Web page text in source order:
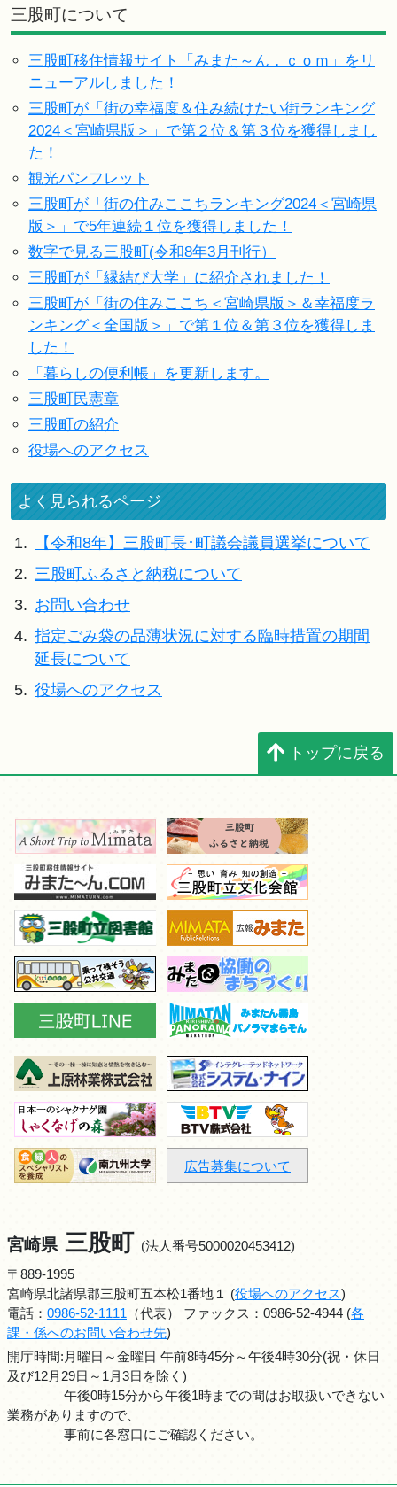
三股町について
三股町移住情報サイト「みまた～ん．ｃｏｍ」をリ
ニューアルしました！
三股町が「街の幸福度＆住み続けたい街ランキング
2024＜宮崎県版＞」で第２位＆第３位を獲得しまし
た！
観光パンフレット
三股町が「街の住みここちランキング2024＜宮崎県
版＞」で5年連続１位を獲得しました！
数字で見る三股町(令和8年3月刊行）
三股町が「縁結び大学」に紹介されました！
三股町が「街の住みここち＜宮崎県版＞＆幸福度ラ
ンキング＜全国版＞」で第１位＆第３位を獲得しま
した！
「暮らしの便利帳」を更新します。
三股町民憲章
三股町の紹介
役場へのアクセス
よく見られるページ
1.
【令和8年】三股町長･町議会議員選挙について
2. 三股町ふるさと納税について
3. お問い合わせ
4. 指定ごみ袋の品薄状況に対する臨時措置の期間
延長について
5. 役場へのアクセス
トップに戻る
広告募集について
宮崎県 三股町 (法人番号5000020453412)
〒889-1995
宮崎県北諸県郡三股町五本松1番地１ (役場へのアクセス)
電話： 0986-52-1111 （代表） ファックス：0986-52-4944 (各
課・係へのお問い合わせ先)
開庁時間:月曜日～金曜日 午前8時45分～午後4時30分(祝・休日
及び12月29日～1月3日を除く)
午後0時15分から午後1時までの間はお取扱いできない
業務がありますので、
事前に各窓口にご確認ください。